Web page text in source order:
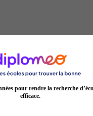
alternance
pour rendre la recherche
efficace.